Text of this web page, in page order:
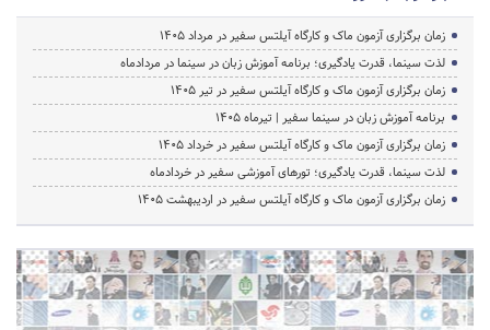
زمان برگزاری آزمون ماک و کارگاه آیلتس سفیر در مرداد 1405
لذت سینما، قدرت یادگیری؛ برنامه آموزش زبان در سینما در مردادماه
زمان برگزاری آزمون ماک و کارگاه آیلتس سفیر در تیر 1405
برنامه آموزش زبان در سینما سفیر | تیرماه ۱۴۰۵
زمان برگزاری آزمون ماک و کارگاه آیلتس سفیر در خرداد 1405
لذت سینما، قدرت یادگیری؛ تورهای آموزشی سفیر در خردادماه
زمان برگزاری آزمون ماک و کارگاه آیلتس سفیر در اردیبهشت 1405